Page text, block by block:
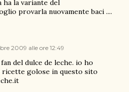
ha la variante del
provarla nuovamente baci ....
2009 alle ore 12:49
del dulce de leche. io ho
ricette golose in questo sito